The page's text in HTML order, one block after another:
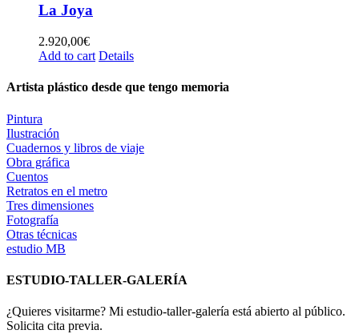
La Joya
2.920,00€
Add to cart Details
Artista plástico desde que tengo memoria
Pintura
Ilustración
Cuadernos y libros de viaje
Obra gráfica
Cuentos
Retratos en el metro
Tres dimensiones
Fotografía
Otras técnicas
estudio MB
ESTUDIO-TALLER-GALERÍA
¿Quieres visitarme? Mi estudio-taller-galería está abierto al público.
Solicita cita previa.